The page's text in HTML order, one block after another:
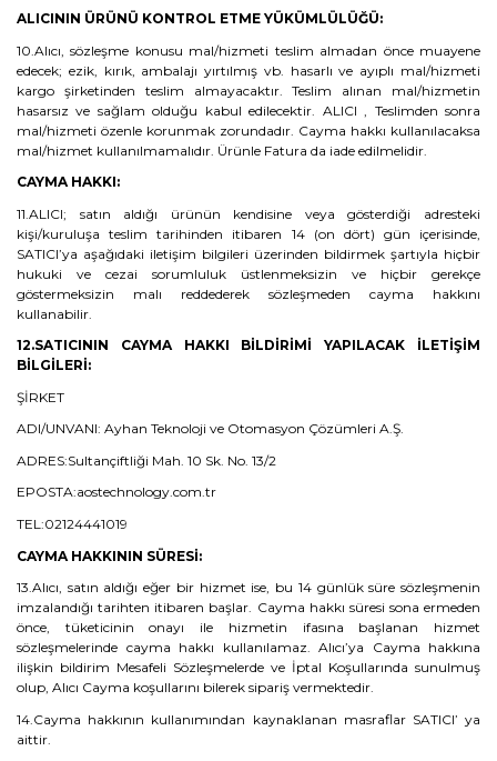
ALICININ ÜRÜNÜ KONTROL ETME YÜKÜMLÜLÜĞÜ:
10.Alıcı, sözleşme konusu mal/hizmeti teslim almadan önce muayene
edecek; ezik, kırık, ambalajı yırtılmış vb. hasarlı ve ayıplı mal/hizmeti
kargo şirketinden teslim almayacaktır. Teslim alınan mal/hizmetin
hasarsız ve sağlam olduğu kabul edilecektir. ALICI , Teslimden sonra
mal/hizmeti özenle korunmak zorundadır. Cayma hakkı kullanılacaksa
mal/hizmet kullanılmamalıdır. Ürünle Fatura da iade edilmelidir.
CAYMA HAKKI:
11.ALICI; satın aldığı ürünün kendisine veya gösterdiği adresteki
kişi/kuruluşa teslim tarihinden itibaren 14 (on dört) gün içerisinde,
SATICI’ya aşağıdaki iletişim bilgileri üzerinden bildirmek şartıyla hiçbir
hukuki ve cezai sorumluluk üstlenmeksizin ve hiçbir gerekçe
göstermeksizin malı reddederek sözleşmeden cayma hakkını
kullanabilir.
12.SATICININ CAYMA HAKKI BİLDİRİMİ YAPILACAK İLETİŞİM
BİLGİLERİ:
ŞİRKET
ADI/UNVANI: Ayhan Teknoloji ve Otomasyon Çözümleri A.Ş.
ADRES:Sultançiftliği Mah. 10 Sk. No. 13/2
EPOSTA:aostechnology.com.tr
TEL:02124441019
CAYMA HAKKININ SÜRESİ:
13.Alıcı, satın aldığı eğer bir hizmet ise, bu 14 günlük süre sözleşmenin
imzalandığı tarihten itibaren başlar. Cayma hakkı süresi sona ermeden
önce, tüketicinin onayı ile hizmetin ifasına başlanan hizmet
sözleşmelerinde cayma hakkı kullanılamaz. Alıcı’ya Cayma hakkına
ilişkin bildirim Mesafeli Sözleşmelerde ve İptal Koşullarında sunulmuş
olup, Alıcı Cayma koşullarını bilerek sipariş vermektedir.
14.Cayma hakkının kullanımından kaynaklanan masraflar SATICI’ ya
aittir.